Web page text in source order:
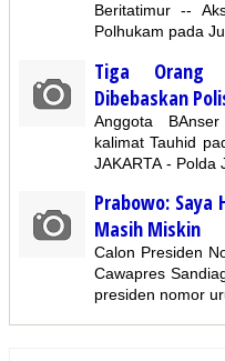
Beritatimur --
Polhukam pada
Tiga Orang
Dibebaskan
Anggota
kalimat Tauhid
JAKARTA - Polda
Prabowo:
Masih Miskin
Calon Presiden
Cawapres
presiden nomor